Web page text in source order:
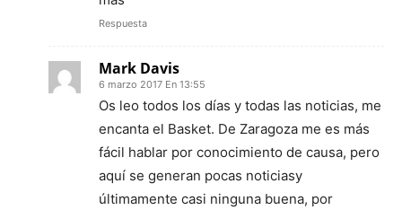
Respuesta
Mark Davis
6 marzo 2017 En 13:55
Os leo todos los días y todas las noticias, me
encanta el Basket. De Zaragoza me es más
fácil hablar por conocimiento de causa, pero
aquí se generan pocas noticiasy
últimamente casi ninguna buena, por